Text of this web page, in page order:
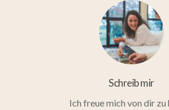
Schreib mir
Ich freue mich von dir zu